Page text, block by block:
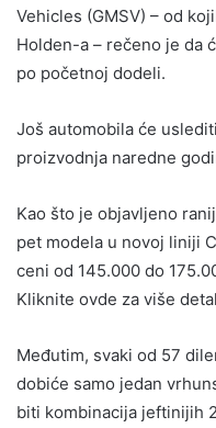
Vehicles (GMSV) – od
Holden-a – rečeno je da
po početnoj dodeli.
Još automobila će
proizvodnja naredne
Kao što je objavljeno
pet modela u novoj liniji
ceni od 145.000 do
Kliknite ovde za više
Međutim, svaki od 57
dobiće samo jedan
biti kombinacija jeftinijih